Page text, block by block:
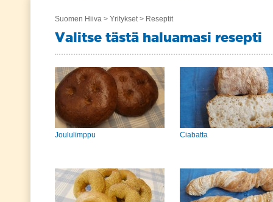
Suomen Hiiva > Yritykset> Reseptit
Valitse tästä haluamasi resepti
Joululimppu Ciabatta